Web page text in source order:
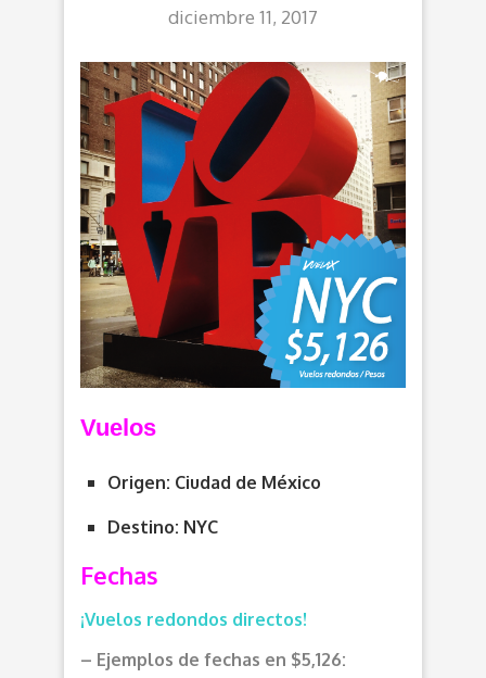
diciembre 11, 2017
Vuelos
Origen: Ciudad de México
Destino: NYC
Fechas
¡Vuelos redondos directos!
– Ejemplos de fechas en $5,126: